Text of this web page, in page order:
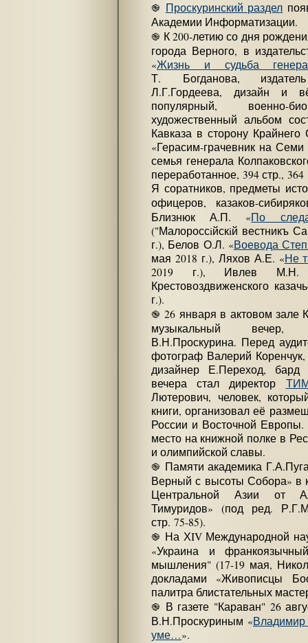
֎ Проскуринский раздел
Академии Информатизации.
֎ К 200-летию со дня
города Верного, в
«Жизнь и судьба
Т. Богданова,
Л.Г.Гордеева, дизайн и
популярный, военно-
художественный альбом
Кавказа в сторону Крайнего
«Герасим-грачевник на
семья генерала
переработанное, 394 стр.,
Я соратников, предметы
офицеров, казаков-
Близнюк А.П. «По
("Малороссiйскiй вестникъ
г.), Белов О.Л. «Воевода
мая 2018 г.), Ляхов А.Е. «Не
2019 г.), Ивлев
Крестовоздвиженского
г.).
֎ 26 января в актовом зале
музыкальный вечер,
В.Н.Проскурина. Перед
фотограф Валерий
дизайнер Е.Переход, бард
вечера стал директор
Лютерович, человек,
книги, организовал её
России и Восточной
место на книжной полке в
и олимпийской славы.
֎ Памяти академика
Верный с высоты Собора» в
Центральной Азии от
Тимуридов» (под ред.
стр. 75-85).
֎ На ХIV Международной
«Украина и
мышления" (17-19 мая,
докладами «Живописцы
палитра блистательных
֎ В газете "Караван" 26
В.Н.Проскуриным «
уме…».